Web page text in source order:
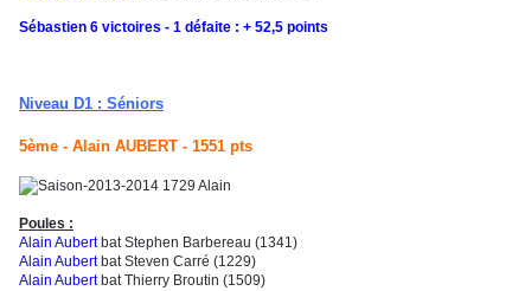
Sébastien 6 victoires - 1 défaite : + 52,5 points
Niveau D1 : Séniors
5ème - Alain AUBERT - 1551 pts
Poules :
Alain Aubertbat Stephen Barbereau (1341)
Alain Aubertbat Steven Carré (1229)
Alain AubertbatThierry Broutin (1509)